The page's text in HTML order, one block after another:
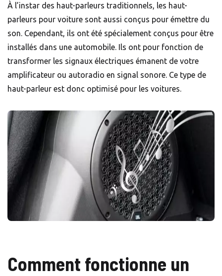
À l’instar des haut-parleurs traditionnels, les haut-
parleurs pour voiture sont aussi conçus pour émettre du
son. Cependant, ils ont été spécialement conçus pour être
installés dans une automobile. Ils ont pour fonction de
transformer les signaux électriques émanent de votre
amplificateur ou autoradio en signal sonore. Ce type de
haut-parleur est donc optimisé pour les voitures.
Comment fonctionne un